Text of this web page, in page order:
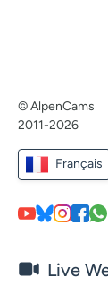
© AlpenCams
2011-2026
Français
Live